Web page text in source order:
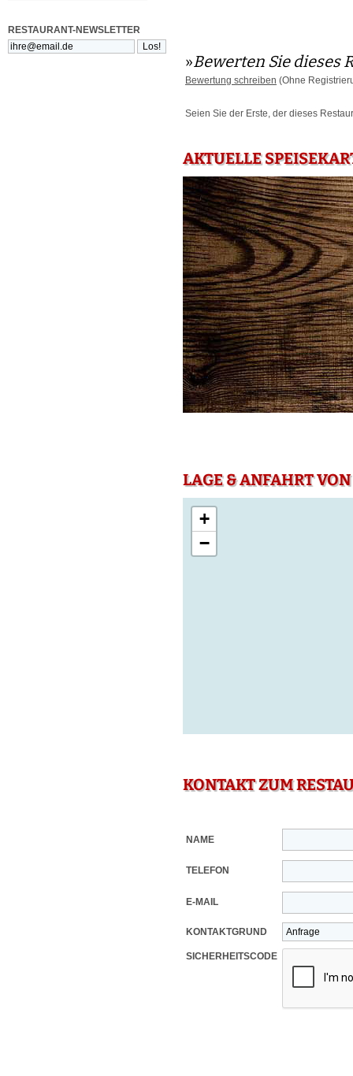
RESTAURANT-NEWSLETTER
»Bewerten Sie dieses
Bewertung schreiben (Ohne
Seien Sie der Erste, der dieses
AKTUELLE
LAGE & ANFAHRT
+
−
KONTAKT ZUM
NAME
TELEFON
E-MAIL
KONTAKTGRUND
SICHERHEITSCODE